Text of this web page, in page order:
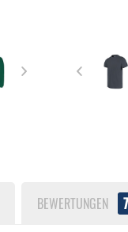
BEWERTUNGEN 7